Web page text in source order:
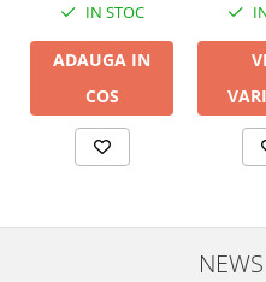
IN STOC
ADAUGA IN
COS